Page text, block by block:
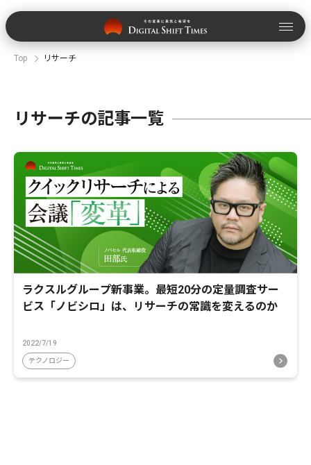
Top リサーチ
リサーチの記事一覧
ラクスルグループ新事業。最短20分の定量調査サー
ビス「ノビシロ」は、リサーチの常識を変えるのか
2022/7/19
テクノロジー